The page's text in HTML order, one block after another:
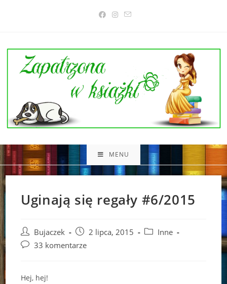
MENU
Uginają się regały #6/2015
Post
author:
Bujaczek
Post
published:
2 lipca, 2015
PostInne
Post33 komentarze
Hej, hej!